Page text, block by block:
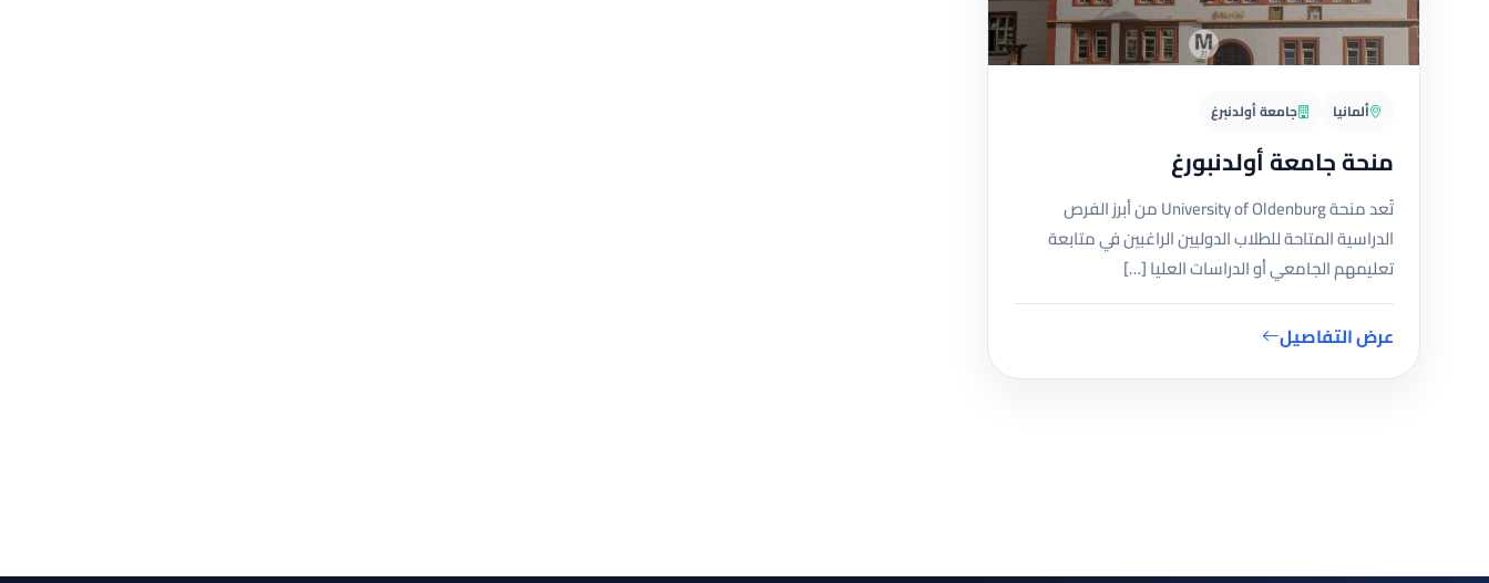
ألمانيا جامعة أولدنبرغ
منحة جامعة أولدنبورغ
تُعد منحة University of Oldenburg من أبرز الفرص
الدراسية المتاحة للطلاب الدوليين الراغبين في متابعة
تعليمهم الجامعي أو الدراسات العليا […]
عرض التفاصيل